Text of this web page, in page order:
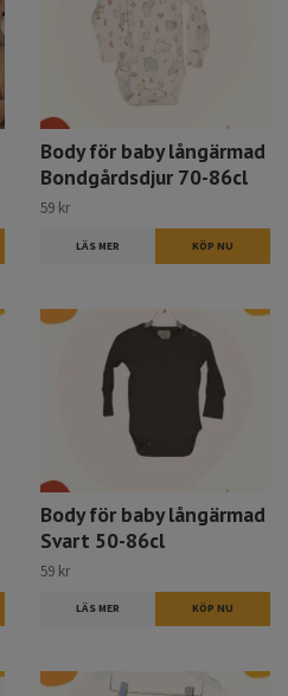
Body för baby långärmad
Bondgårdsdjur 70-86cl
59 kr
LÄS MER KÖP NU
Body för baby långärmad
Svart 50-86cl
59 kr
LÄS MER KÖP NU